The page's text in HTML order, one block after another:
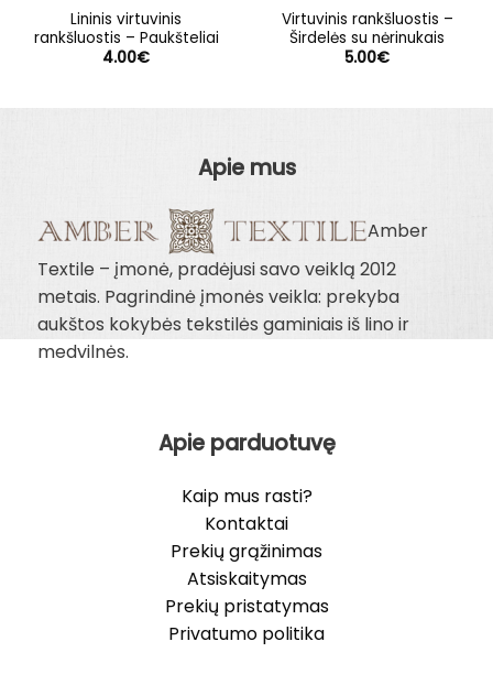
Lininis virtuvinis
rankšluostis – Paukšteliai
4.00€
Virtuvinis rankšluostis –
Širdelės su nėrinukais
5.00€
Apie mus
Amber
Textile – įmonė, pradėjusi savo veiklą 2012
metais. Pagrindinė įmonės veikla: prekyba
aukštos kokybės tekstilės gaminiais iš lino ir
medvilnės.
Apie parduotuvę
Kaip mus rasti?
Kontaktai
Prekių grąžinimas
Atsiskaitymas
Prekių pristatymas
Privatumo politika